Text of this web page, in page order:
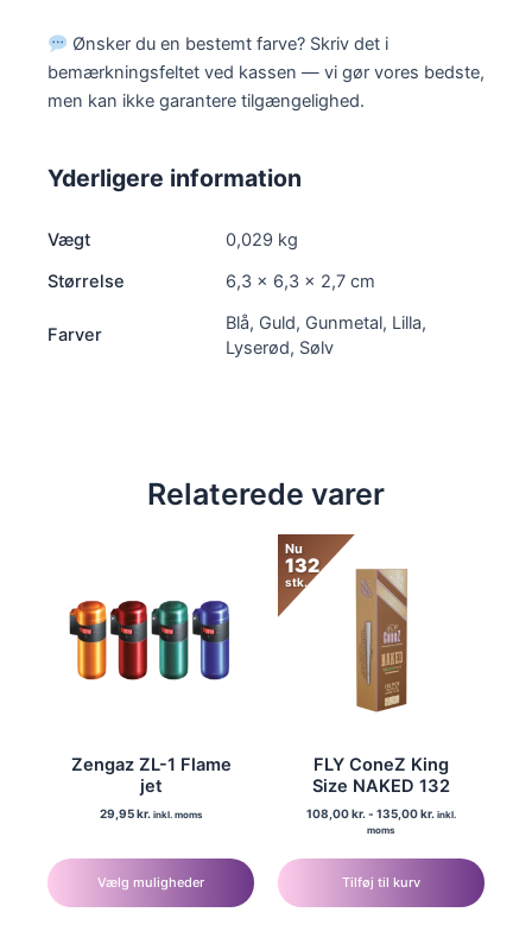
Ønsker du en bestemt farve? Skriv det i
bemærkningsfeltet ved kassen — vi gør vores bedste,
men kan ikke garantere tilgængelighed.
Yderligere information
Vægt
0,029 kg
Størrelse
6,3 × 6,3 × 2,7 cm
Farver
Blå, Guld, Gunmetal, Lilla,
Lyserød, Sølv
Relaterede varer
Zengaz ZL-1 Flame
jet
29,95kr. inkl. moms
Vælg muligheder
har
Nu
132
stk.
FLY ConeZ King
Size NAKED 132
108,00kr. - 135,00kr. inkl.
moms
Tilføj til kurv